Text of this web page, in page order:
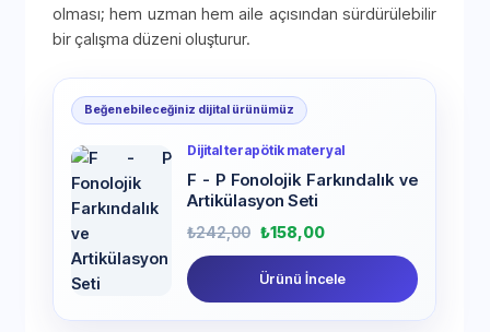
olması; hem uzman hem aile açısından sürdürülebilir
bir çalışma düzeni oluşturur.
Beğenebileceğiniz dijital ürünümüz
Dijital terapötik materyal
F - P Fonolojik Farkındalık ve
Artikülasyon Seti
₺242,00 ₺158,00
Ürünü İncele